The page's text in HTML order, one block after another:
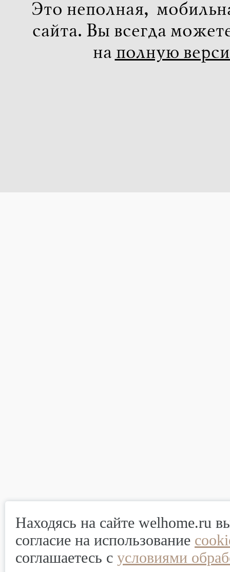
Это неполная,
сайта. Вы всегда
на полную
Находясь на сайте welhome.ru
согласие на использование
соглашаетесь с условиями